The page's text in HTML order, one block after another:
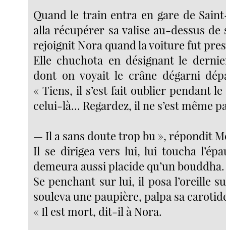
Quand le train entra en gare de
alla récupérer sa valise au-dessus de
rejoignit Nora quand la voiture fut
Elle chuchota en désignant le
dont on voyait le crâne dégarni
« Tiens, il s’est fait oublier pendant
celui-là... Regardez, il ne s’est même
— Il a sans doute trop bu », répondit
Il se dirigea vers lui, lui toucha
demeura aussi placide qu’un bouddha.
Se penchant sur lui, il posa l’oreille
souleva une paupière, palpa sa
« Il est mort, dit-il à Nora.